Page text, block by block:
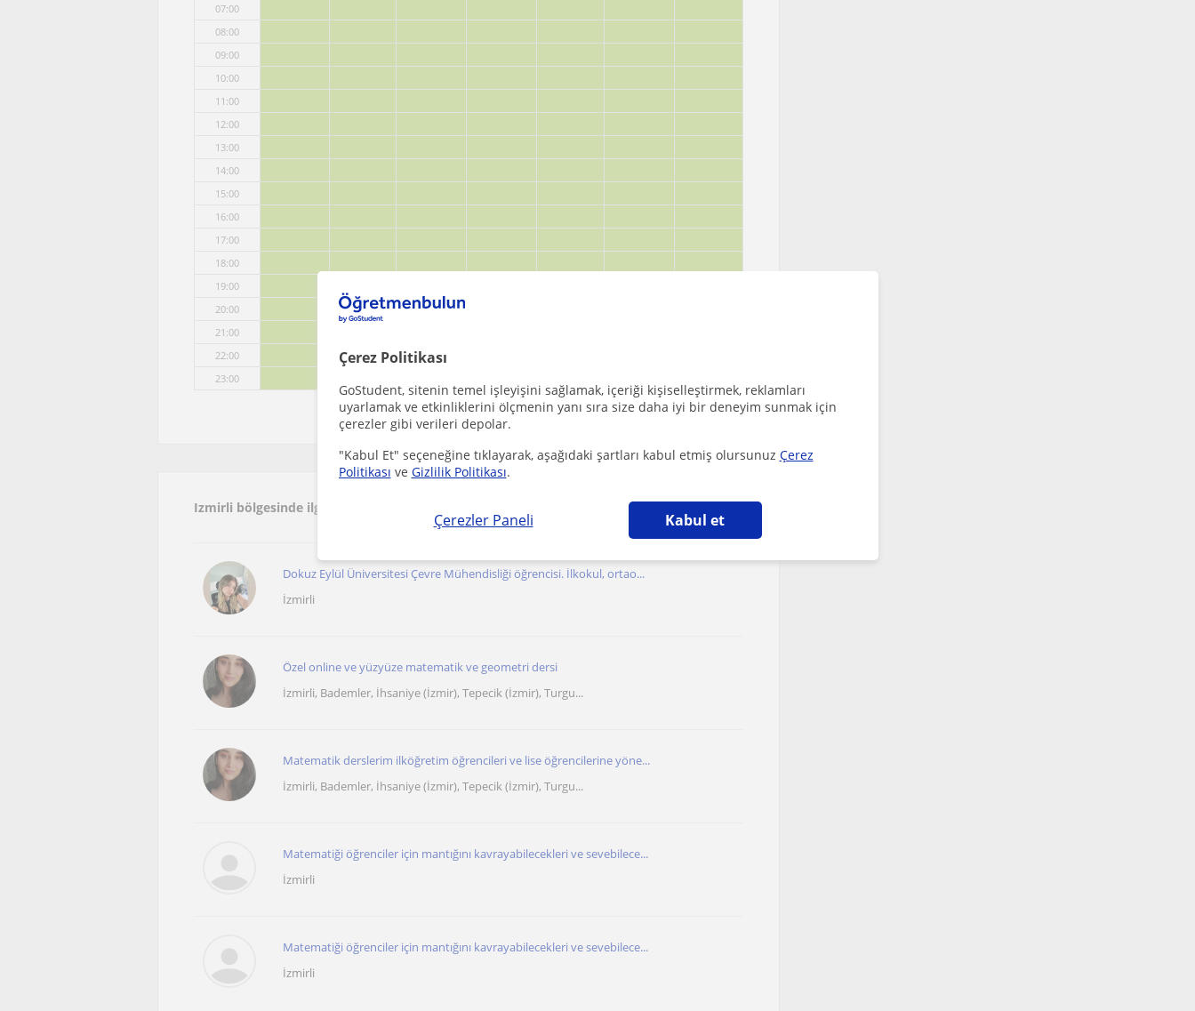
Çerez Politikası
GoStudent, sitenin temel işleyişini sağlamak, içeriği kişiselleştirmek, reklamları
uyarlamak ve etkinliklerini ölçmenin yanı sıra size daha iyi bir deneyim sunmak için
çerezler gibi verileri depolar.
"Kabul Et" seçeneğine tıklayarak, aşağıdaki şartları kabul etmiş olursunuz Çerez
Politikası ve Gizlilik Politikası.
Çerezler Paneli Kabul et
07:00
08:00
09:00
10:00
11:00
12:00
13:00
14:00
15:00
16:00
17:00
18:00
19:00
20:00
21:00
22:00
23:00
Izmirli bölgesinde ilginizi çekebilecek diğer Matematik öğretmenleri
Dokuz Eylül Üniversitesi Çevre Mühendisliği öğrencisi. İlkokul, ortao...
İzmirli
Özel online ve yüzyüze matematik ve geometri dersi
İzmirli, Bademler, İhsaniye (İzmir), Tepecik (İzmir), Turgu...
Matematik derslerim ilköğretim öğrencileri ve lise öğrencilerine yöne...
İzmirli, Bademler, İhsaniye (İzmir), Tepecik (İzmir), Turgu...
Matematiği öğrenciler için mantığını kavrayabilecekleri ve sevebilece...
İzmirli
Matematiği öğrenciler için mantığını kavrayabilecekleri ve sevebilece...
İzmirli